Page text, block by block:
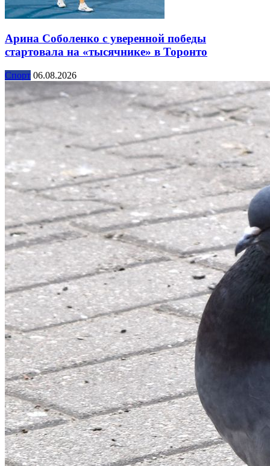
Арина Соболенко с уверенной победы
стартовала на «тысячнике» в Торонто
Спорт 06.08.2026